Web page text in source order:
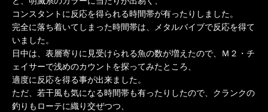
コンスタントに反応を得られる時間帯が有ったりしました。
完全に落ち着いてしまった時間帯は、メタルバイブで反応を得て
いました。
日中は、表層寄りに見受けられる魚の数が増えたので、Ｍ２・チ
ェイサーで浅めのカウントを探ってみたところ、
適度に反応を得る事が出来ました。
ただ、若干風も気になる時間帯も有ったりしたので、クランクの
釣りもローテに織り交ぜつつ、